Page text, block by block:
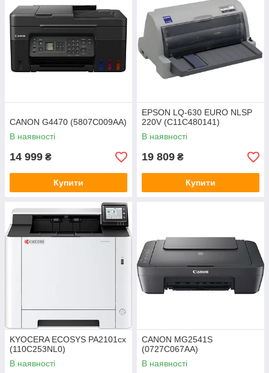
CANON G4470 (5807C009AA)
В наявності
14 999 ₴
Купити
EPSON LQ-630 EURO NLSP
220V (C11C480141)
В наявності
19 809 ₴
Купити
KYOCERA ECOSYS PA2101cx
(110C253NL0)
В наявності
CANON MG2541S
(0727C067AA)
В наявності